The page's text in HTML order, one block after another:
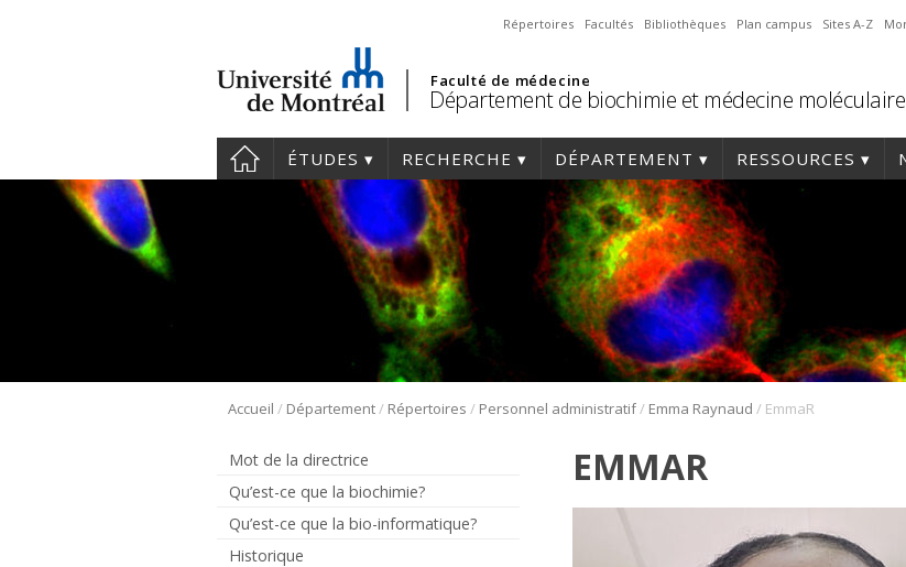
Répertoires Facultés Bibliothèques Plan campus Sites A-Z
Faculté de médecine
Département de biochimie et médecine moléculaire
ÉTUDES RECHERCHE DÉPARTEMENT RESSOURCES
Accueil / Département/ Répertoires / Personnel administratif/ Emma Raynaud / EmmaR
Mot de la directrice
Qu’est-ce que la biochimie?
Qu’est-ce que la bio-informatique?
Historique
EMMAR